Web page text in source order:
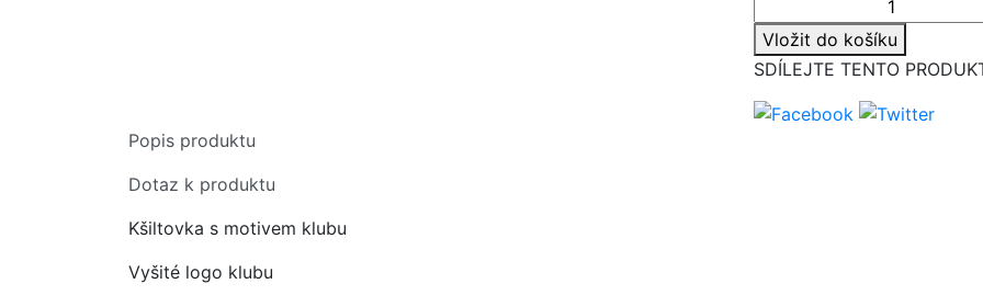
Vložit do košíku
SDÍLEJTE TENTO
Popis produktu
Dotaz k produktu
Kšiltovka s motivem klubu
Vyšité logo klubu